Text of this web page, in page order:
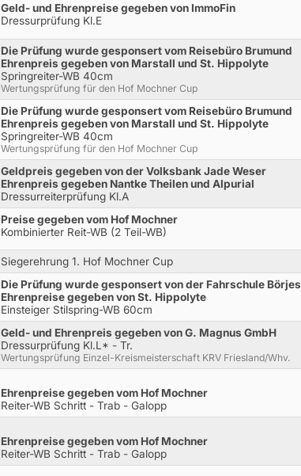
Geld- und Ehrenpreise gegeben von ImmoFin
Dressurprüfung Kl.E
Die Prüfung wurde gesponsert vom Reisebüro Brumund
Ehrenpreis gegeben von Marstall und St. Hippolyte
Springreiter-WB 40cm
Wertungsprüfung für den Hof Mochner Cup
Die Prüfung wurde gesponsert vom Reisebüro Brumund
Ehrenpreis gegeben von Marstall und St. Hippolyte
Springreiter-WB 40cm
Wertungsprüfung für den Hof Mochner Cup
Geldpreis gegeben von der Volksbank Jade Weser
Ehrenpreis gegeben Nantke Theilen und Alpurial
Dressurreiterprüfung Kl.A
Preise gegeben vom Hof Mochner
Kombinierter Reit-WB (2 Teil-WB)
Siegerehrung 1. Hof Mochner Cup
Die Prüfung wurde gesponsert von der Fahrschule Börjes
Ehrenpreise gegeben von St. Hippolyte
Einsteiger Stilspring-WB 60cm
Geld- und Ehrenpreis gegeben von G. Magnus GmbH
Dressurprüfung Kl.L* - Tr.
Wertungsprüfung Einzel-Kreismeisterschaft KRV Friesland/Whv.
Ehrenpreise gegeben vom Hof Mochner
Reiter-WB Schritt - Trab - Galopp
Ehrenpreise gegeben vom Hof Mochner
Reiter-WB Schritt - Trab - Galopp